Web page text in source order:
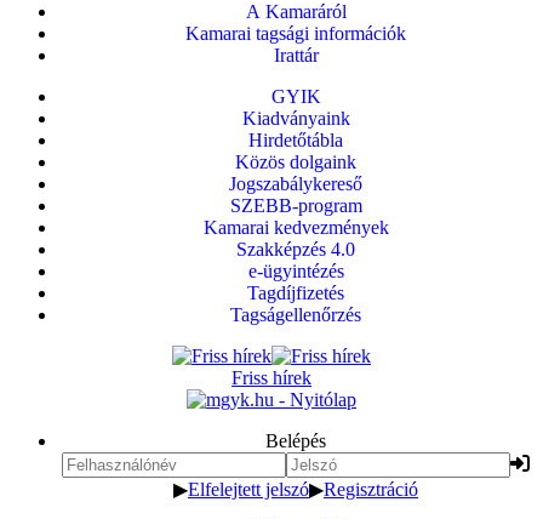
A Kamaráról
Kamarai tagsági információk
Irattár
GYIK
Kiadványaink
Hirdetőtábla
Közös dolgaink
Jogszabálykereső
SZEBB-program
Kamarai kedvezmények
Szakképzés 4.0
e-ügyintézés
Tagdíjfizetés
Tagságellenőrzés
Friss hírek
Belépés
▶Elfelejtett jelszó▶Regisztráció